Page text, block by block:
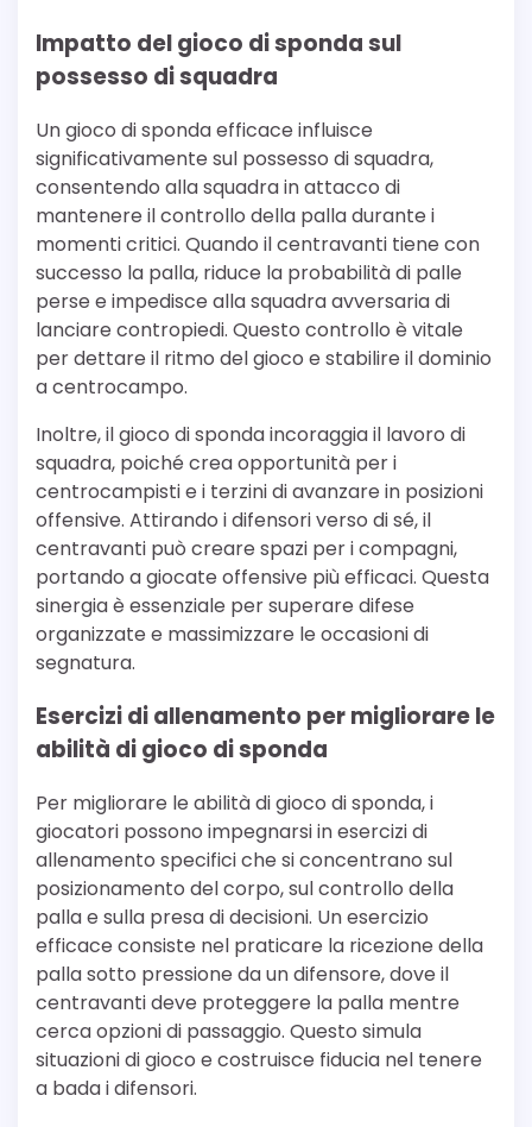
Impatto del gioco di sponda sul
possesso di squadra
Un gioco di sponda efficace influisce
significativamente sul possesso di squadra,
consentendo alla squadra in attacco di
mantenere il controllo della palla durante i
momenti critici. Quando il centravanti tiene con
successo la palla, riduce la probabilità di palle
perse e impedisce alla squadra avversaria di
lanciare contropiedi. Questo controllo è vitale
per dettare il ritmo del gioco e stabilire il dominio
a centrocampo.
Inoltre, il gioco di sponda incoraggia il lavoro di
squadra, poiché crea opportunità per i
centrocampisti e i terzini di avanzare in posizioni
offensive. Attirando i difensori verso di sé, il
centravanti può creare spazi per i compagni,
portando a giocate offensive più efficaci. Questa
sinergia è essenziale per superare difese
organizzate e massimizzare le occasioni di
segnatura.
Esercizi di allenamento per migliorare le
abilità di gioco di sponda
Per migliorare le abilità di gioco di sponda, i
giocatori possono impegnarsi in esercizi di
allenamento specifici che si concentrano sul
posizionamento del corpo, sul controllo della
palla e sulla presa di decisioni. Un esercizio
efficace consiste nel praticare la ricezione della
palla sotto pressione da un difensore, dove il
centravanti deve proteggere la palla mentre
cerca opzioni di passaggio. Questo simula
situazioni di gioco e costruisce fiducia nel tenere
a bada i difensori.